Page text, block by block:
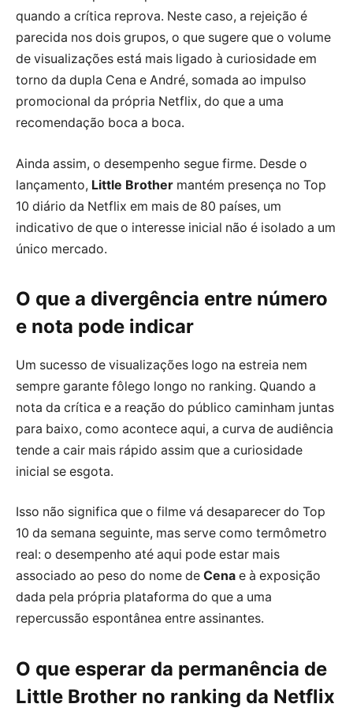
quando a crítica reprova. Neste caso, a rejeição é
parecida nos dois grupos, o que sugere que o volume
de visualizações está mais ligado à curiosidade em
torno da dupla Cena e André, somada ao impulso
promocional da própria Netflix, do que a uma
recomendação boca a boca.
Ainda assim, o desempenho segue firme. Desde o
lançamento, Little Brother mantém presença no Top
10 diário da Netflix em mais de 80 países, um
indicativo de que o interesse inicial não é isolado a um
único mercado.
O que a divergência entre número
e nota pode indicar
Um sucesso de visualizações logo na estreia nem
sempre garante fôlego longo no ranking. Quando a
nota da crítica e a reação do público caminham juntas
para baixo, como acontece aqui, a curva de audiência
tende a cair mais rápido assim que a curiosidade
inicial se esgota.
Isso não significa que o filme vá desaparecer do Top
10 da semana seguinte, mas serve como termômetro
real: o desempenho até aqui pode estar mais
associado ao peso do nome de Cena e à exposição
dada pela própria plataforma do que a uma
repercussão espontânea entre assinantes.
O que esperar da permanência de
Little Brother no ranking da Netflix